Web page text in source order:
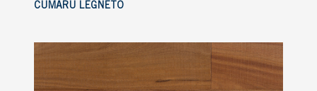
CUMARU LEGNETO